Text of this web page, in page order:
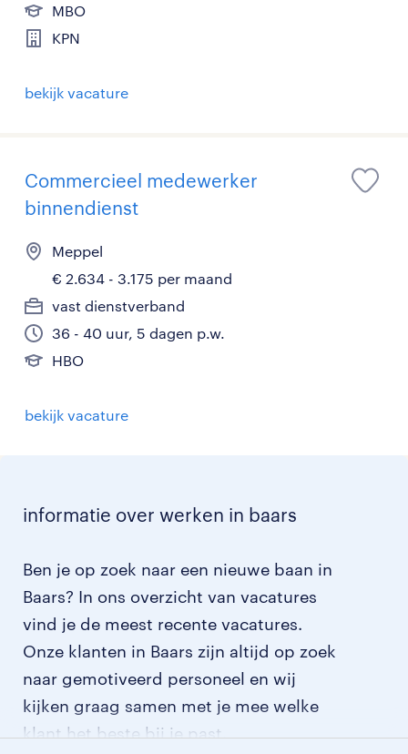
MBO
KPN
bekijk vacature
Commercieel medewerker
binnendienst
Meppel
€ 2.634 - 3.175 per maand
vast dienstverband
36 - 40 uur, 5 dagen p.w.
HBO
bekijk vacature
informatie over werken in baars
Ben je op zoek naar een nieuwe baan in
Baars? In ons overzicht van vacatures
vind je de meest recente vacatures.
Onze klanten in Baars zijn altijd op zoek
naar gemotiveerd personeel en wij
kijken graag samen met je mee welke
klant het beste bij je past.